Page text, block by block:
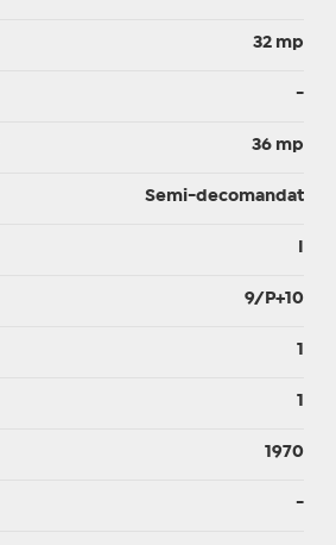
32 mp
-
36 mp
Semi-decomandat
9/P+10
1
1
1970
-